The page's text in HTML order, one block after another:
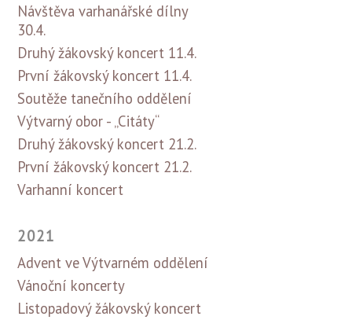
Návštěva varhanářské dílny
30.4.
Druhý žákovský koncert 11.4.
První žákovský koncert 11.4.
Soutěže tanečního oddělení
Výtvarný obor - „Citáty“
Druhý žákovský koncert 21.2.
První žákovský koncert 21.2.
Varhanní koncert
2021
Advent ve Výtvarném oddělení
Vánoční koncerty
Listopadový žákovský koncert